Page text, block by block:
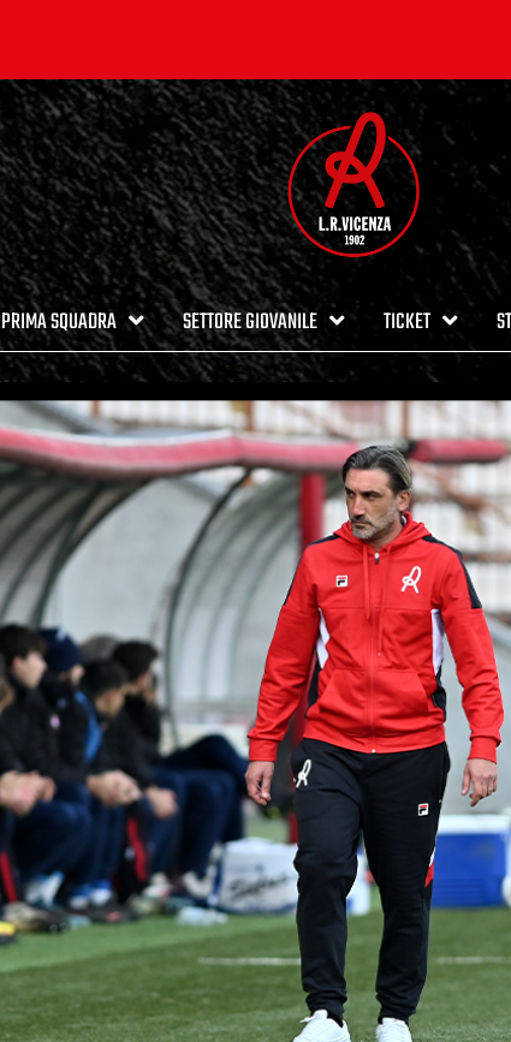
PRIMA SQUADRA SETTORE GIOVANILE TICKET